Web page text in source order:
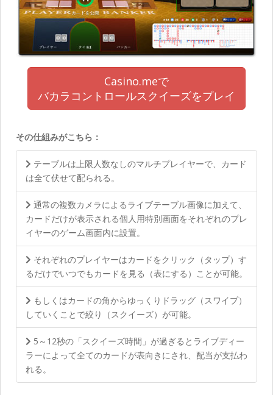
Casino.meで
バカラコントロールスクイーズをプレイ
その仕組みがこちら：
テーブルは上限人数なしのマルチプレイヤーで、カード
は全て伏せて配られる。
通常の複数カメラによるライブテーブル画像に加えて、
カードだけが表示される個人用特別画面をそれぞれのプレ
イヤーのゲーム画面内に設置。
それぞれのプレイヤーはカードをクリック（タップ）す
るだけでいつでもカードを見る（表にする）ことが可能。
もしくはカードの角からゆっくりドラッグ（スワイプ）
していくことで絞り（スクイーズ）が可能。
5～12秒の「スクイーズ時間」が過ぎるとライブディー
ラーによって全てのカードが表向きにされ、配当が支払わ
れる。